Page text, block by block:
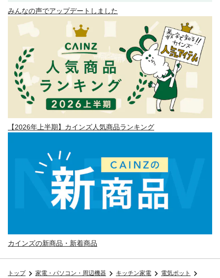
みんなの声でアップデートしました
【2026年上半期】カインズ人気商品ランキング
カインズの新商品・新着商品
トップ 家電・パソコン・周辺機器 キッチン家電
電気ポット